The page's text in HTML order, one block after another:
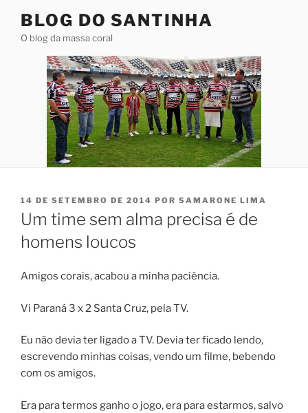
BLOG DO SANTINHA
O blog da massa coral
PUBLICADO
EM
14 DE SETEMBRO DE 2014 POR SAMARONE LIMA
Um time sem alma precisa é de
homens loucos
Amigos corais, acabou a minha paciência.
Vi Paraná 3 x 2 Santa Cruz, pela TV.
Eu não devia ter ligado a TV. Devia ter ficado lendo,
escrevendo minhas coisas, vendo um filme, bebendo
com os amigos.
Era para termos ganho o jogo, era para estarmos, salvo